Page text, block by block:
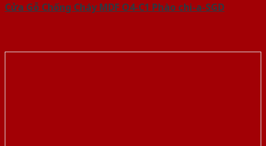
Cửa Gỗ Chống Cháy MDF O4-C1 Phào chi-a-SGD